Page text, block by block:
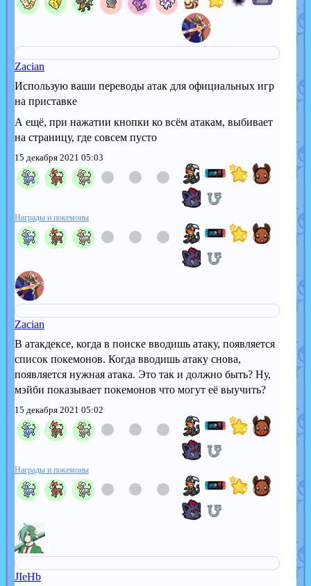
Zacian
Использую ваши переводы атак для официальных игр
на приставке
А ещё, при нажатии кнопки ко всём атакам, выбивает
на страницу, где совсем пусто
15 декабря 2021 05:03
Награды и покемоны
Zacian
В атакдексе, когда в поиске вводишь атаку, появляется
список покемонов. Когда вводишь атаку снова,
появляется нужная атака. Это так и должно быть? Ну,
мэйби показывает покемонов что могут её выучить?
15 декабря 2021 05:02
Награды и покемоны
JIeHb